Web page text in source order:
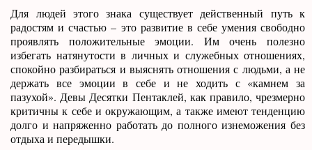
Для людей этого знака существует действенный путь к
радостям и счастью – это развитие в себе умения свободно
проявлять положительные эмоции. Им очень полезно
избегать натянутости в личных и служебных отношениях,
спокойно разбираться и выяснять отношения с людьми, а не
держать все эмоции в себе и не ходить с «камнем за
пазухой». Девы Десятки Пентаклей, как правило, чрезмерно
критичны к себе и окружающим, а также имеют тенденцию
долго и напряженно работать до полного изнеможения без
отдыха и передышки.